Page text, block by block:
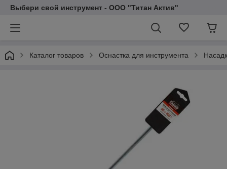
Выбери свой инструмент - ООО "Титан Актив"
Каталог товаров Оснастка для инструмента